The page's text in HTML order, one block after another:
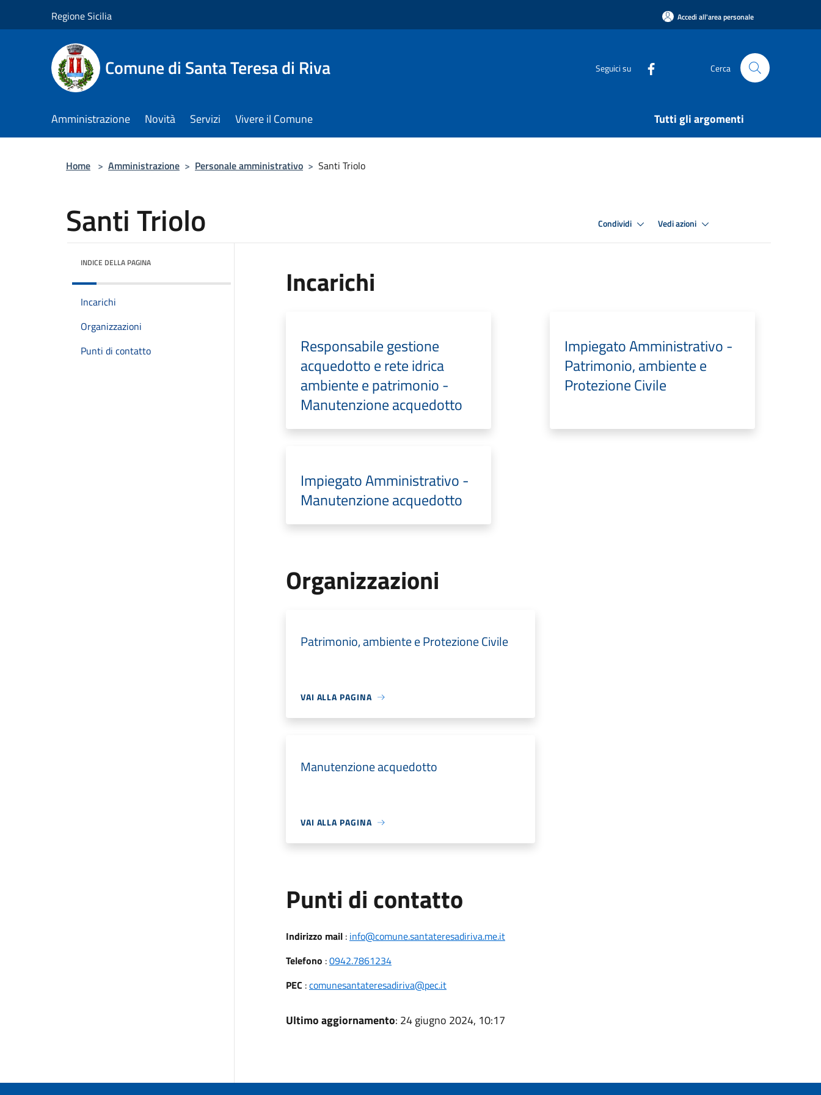
Regione Sicilia Accedi all'area personale
Comune di Santa Teresa di Riva Seguici su Cerca
Amministrazione Novità Servizi Vivere il Comune Tutti gli argomenti
Home > Amministrazione > Personale amministrativo > Santi Triolo
Santi Triolo Condividi Vedi azioni
INDICE DELLA PAGINA
Incarichi
Organizzazioni
Punti di contatto
Incarichi
Responsabile gestione
acquedotto e rete idrica
ambiente e patrimonio -
Manutenzione acquedotto
Impiegato Amministrativo -
Patrimonio, ambiente e
Protezione Civile
Impiegato Amministrativo -
Manutenzione acquedotto
Organizzazioni
Patrimonio, ambiente e Protezione Civile
VAI ALLA PAGINA
Manutenzione acquedotto
VAI ALLA PAGINA
Punti di contatto
Indirizzo mail: info@comune.santateresadiriva.me.it
Telefono :0942.7861234
PEC :comunesantateresadiriva@pec.it
Ultimo aggiornamento: 24 giugno 2024, 10:17